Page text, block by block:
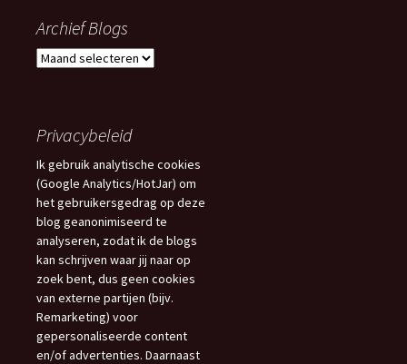
Archief Blogs
Archief
Privacybeleid
Ik gebruik analytische cookies
(Google Analytics/HotJar) om
het gebruikersgedrag op deze
blog geanonimiseerd te
analyseren, zodat ik de blogs
kan schrijven waar jij naar op
zoek bent, dus geen cookies
van externe partijen (bijv.
Remarketing) voor
gepersonaliseerde content
en/of advertenties. Daarnaast